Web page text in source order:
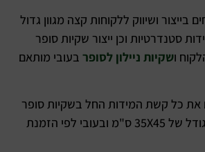
בייצור ושיווק ללקוחות קצה מגוון גדול
סטנדרטיות וכן ייצור שקיות סופר
ושקיות ניילון לסופר בעובי מותאם
את כל קשת המידות החל בשקיות סופר
קטנות סטנדרטיות בגודל של 35X45 ס"מ ובעובי לפי הזמנת